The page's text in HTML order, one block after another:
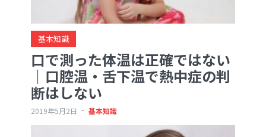
基本知識
口で測った体温は正確ではない
｜口腔温・舌下温で熱中症の判
断はしない
2019年5月2日 基本知識